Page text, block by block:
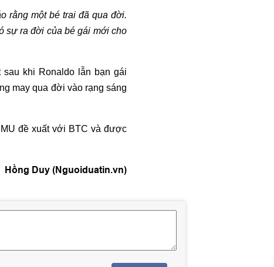
rằng một bé trai đã qua đời.
sự ra đời của bé gái mới cho
khi Ronaldo lẫn bạn gái
may qua đời vào rạng sáng
đề xuất với BTC và được
Hồng Duy (Nguoiduatin.vn)